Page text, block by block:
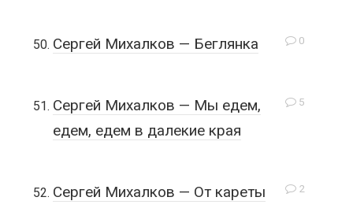
0
Сергей Михалков — Беглянка
5
Сергей Михалков — Мы едем,
едем, едем в далекие края
2
Сергей Михалков — От кареты